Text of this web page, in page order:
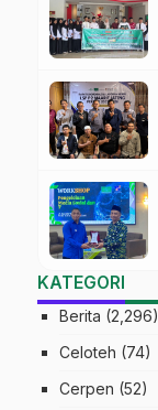
KATEGORI
Berita (2,296)
Celoteh (74)
Cerpen (52)